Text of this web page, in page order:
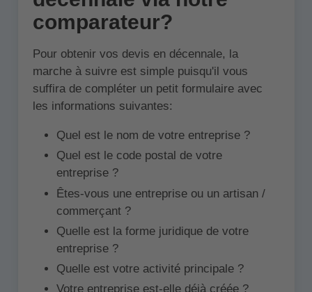
comparateur?
Pour obtenir vos devis en décennale, la
marche à suivre est simple puisqu'il vous
suffira de compléter un petit formulaire avec
les informations suivantes:
Quel est le nom de votre entreprise ?
Quel est le code postal de votre
entreprise ?
Êtes-vous une entreprise ou un artisan /
commerçant ?
Quelle est la forme juridique de votre
entreprise ?
Quelle est votre activité principale ?
Votre entreprise est-elle déjà créée ?